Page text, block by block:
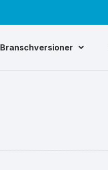
Branschversioner